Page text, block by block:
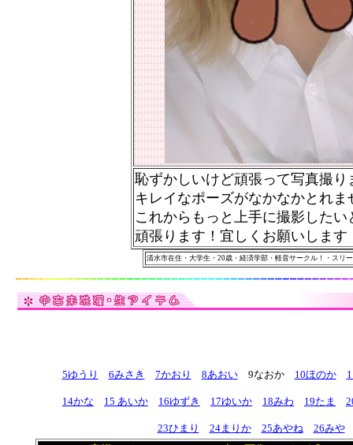
恥ずかしいけど頑張って写真撮り
キレイなポーズがなかなかとれま
これからもっと上手に撮影したい
頑張ります！宜しくお願いします
清水市在住・大学生・20歳・経済学部・軽音サークル！・スリ
5ゆうり 6みさき 7かおり 8あおい9なおか 10ほのか
14かな 15 あいか 16ゆずき 17ゆいか 18みわ 19たま
23ひまり 24まりか 25あやね
26みや